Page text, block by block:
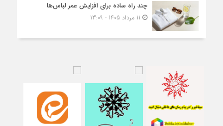
چند راه ساده برای افزایش عمر لباس‌ها